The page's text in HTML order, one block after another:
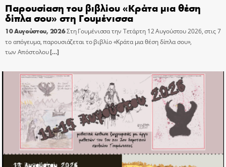
Παρουσίαση του βιβλίου «Κράτα μια θέση
δίπλα σου» στη Γουμένισσα
10 Αυγούστου, 2026Στη Γουμένισσα την Τετάρτη 12 Αυγούστου 2026, στις 7
το απόγευμα, παρουσιάζεται το βιβλίο «Κράτα μια θέση δίπλα σου»,
των Απόστολου[…]